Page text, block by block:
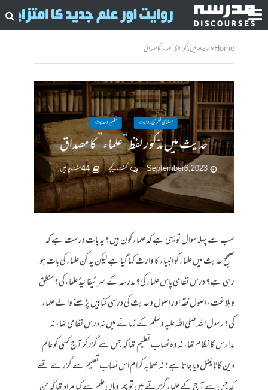
Home
»حدیث میں مذکور لفظ “علماء” کا مصداق
اسلامی فکری روایت تفسیر وحدیث
حدیث میں مذکور لفظ “علماء” کا مصداق
September 6, 2023 کمنت کیجے 44 منٹ چاہیں
سب سے پہلا سوال تو یہی ہے کہ علماء کون ہیں؟ یہ بات درست ہے کہ
صحیح حدیث میں علماء کو انبیاء کا وارث کہا گیا ہے لیکن یہ کن علماء کی بات ہو
رہی ہے؟ درس نظامی پاس علماء کی؟ مدرسہ کے سرٹیفائیڈ علماء کی؟ منطق
وبلاغت، اصول فقہ اور اصول وحدیث کی درسی کتابیں پڑھنے والے علماء
کی؟ رسول اللہ صلی اللہ علیہ وسلم کے زمانے میں نہ درس نظامی تھا، نہ
مدارس کا نظام تھا، نہ وہ نصاب تعلیم تھا کہ جس سے گزر کر آج کسی کو عالم
دین کا ٹائیٹل دیا جاتا ہے؟ نہ صحابہ کرام اس نصاب تعلیم سے گزرے تھے